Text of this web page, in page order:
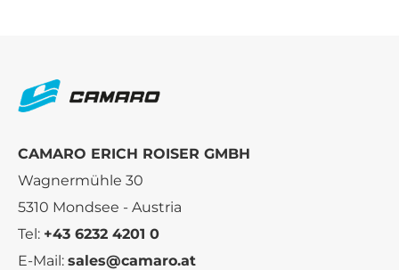
CAMARO ERICH ROISER GMBH
Wagnermühle 30
5310 Mondsee - Austria
Tel: +43 6232 4201 0
E-Mail: sales@camaro.at